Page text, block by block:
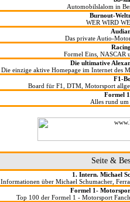
Automobilslalom in
Burnout-
WER WIRD
Das private Autio-
Formel Eins, NASCAR
Die ultimative
Die einzige aktive Homepage im Internet des
F1-
Board für F1, DTM, Motorsport
Formel
Alles rund
Seite &
1. Intern. Michael
Informationen über Michael Schumacher,
Formel 1-
Top 100 der Formel 1 - Motorsport